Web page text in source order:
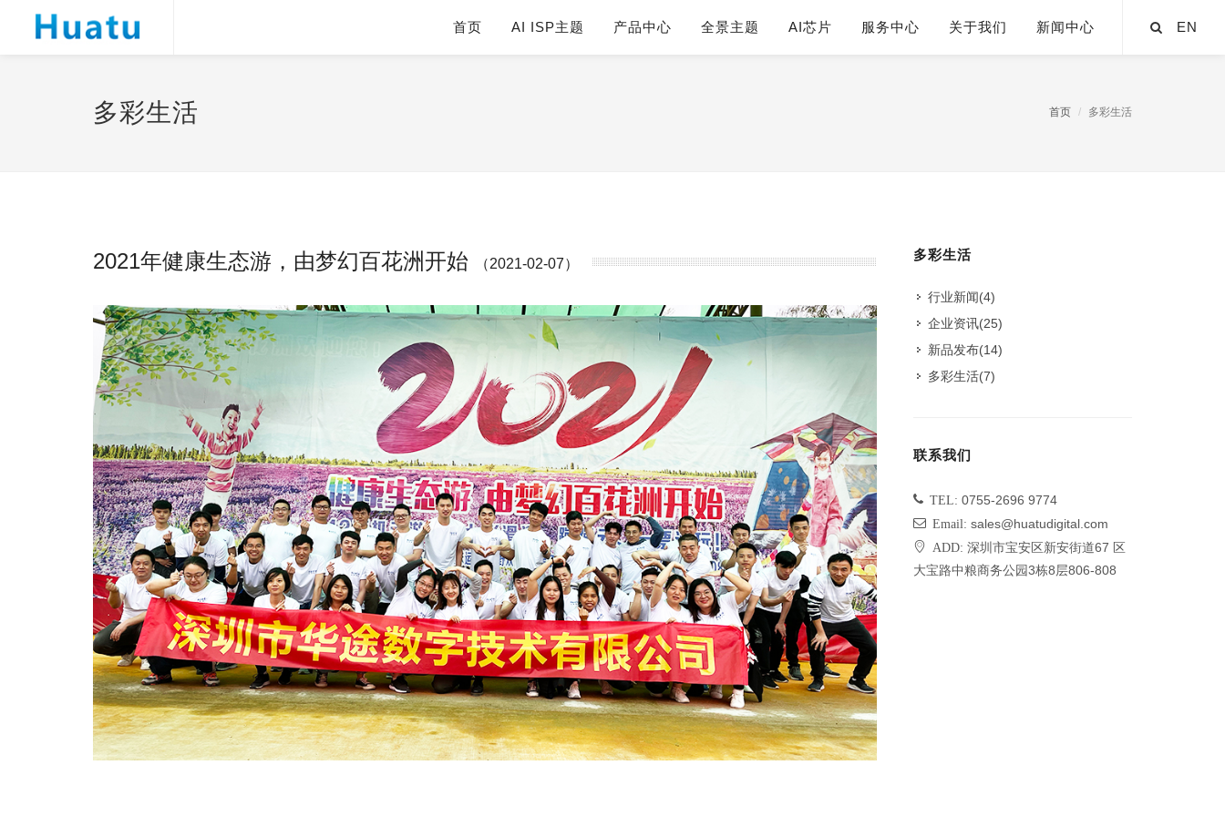
首页 AI ISP主题 产品中心 全景主题 AI芯片 服务中心 关于我们 新闻中心 EN
多彩生活 首页 多彩生活
2021年健康生态游，由梦幻百花洲开始 （2021-02-07）
多彩生活
行业新闻(4)
企业资讯(25)
新品发布(14)
多彩生活(7)
联系我们
TEL: 0755-2696 9774
Email: sales@huatudigital.com
ADD: 深圳市宝安区新安街道67 区
大宝路中粮商务公园3栋8层806-808